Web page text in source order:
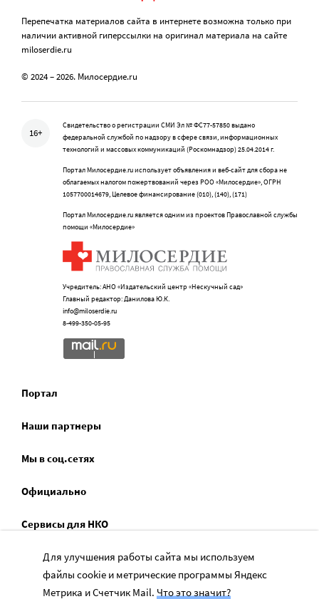
Перепечатка материалов сайта в интернете возможна только при
наличии активной гиперссылки на оригинал материала на сайте
miloserdie.ru
© 2024 – 2026. Милосердие.ru
16+
Свидетельство о регистрации СМИ Эл № ФС77-57850 выдано
федеральной службой по надзору в сфере связи, информационных
технологий и массовых коммуникаций (Роскомнадзор) 25.04.2014 г.
Портал Милосердие.ru использует объявления и веб-сайт для сбора не
облагаемых налогом пожертвований через РОО «Милосердие», ОГРН
1057700014679, Целевое финансирование (010), (140), (171)
Портал Милосердие.ru является одним из проектов Православной службы
помощи «Милосердие»
Учредитель: АНО «Издательский центр «Нескучный сад»
Главный редактор: Данилова Ю.К.
info@miloserdie.ru
8-499-350-05-95
Портал
Наши партнеры
Мы в соц.сетях
Официально
Сервисы для НКО
Спецпроекты
Социальное служение
Для улучшения работы сайта мы используем
файлы cookie и метрические программы Яндекс
Метрика и Счетчик Mail. Что это значит?